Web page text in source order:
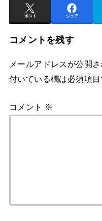
ポスト シェア
コメントを残す
メールアドレスが公開
付いている欄は必須項目
コメント ※